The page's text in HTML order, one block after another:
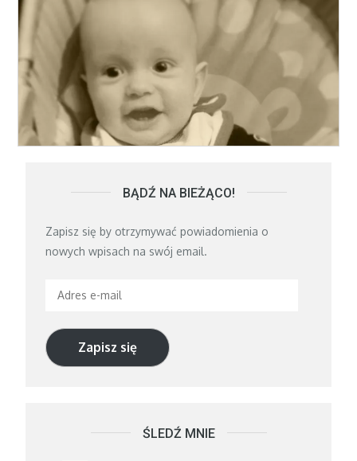
BĄDŹ NA BIEŻĄCO!
Zapisz się by otrzymywać powiadomienia o
nowych wpisach na swój email.
Adres
mail
Zapisz się
ŚLEDŹ MNIE